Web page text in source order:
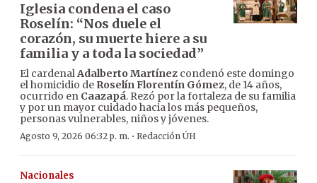
Iglesia condena el caso
Roselín: “Nos duele el
corazón, su muerte hiere a su
familia y a toda la sociedad”
El cardenalAdalberto Martínez condenó este domingo
el homicidio de Roselín Florentín Gómez, de 14 años,
ocurrido en Caazapá. Rezó por la fortaleza de su familia
y por un mayor cuidado hacia los más pequeños,
personas vulnerables, niños y jóvenes.
Agosto 9, 2026 06:32 p. m. · Redacción ÚH
Nacionales